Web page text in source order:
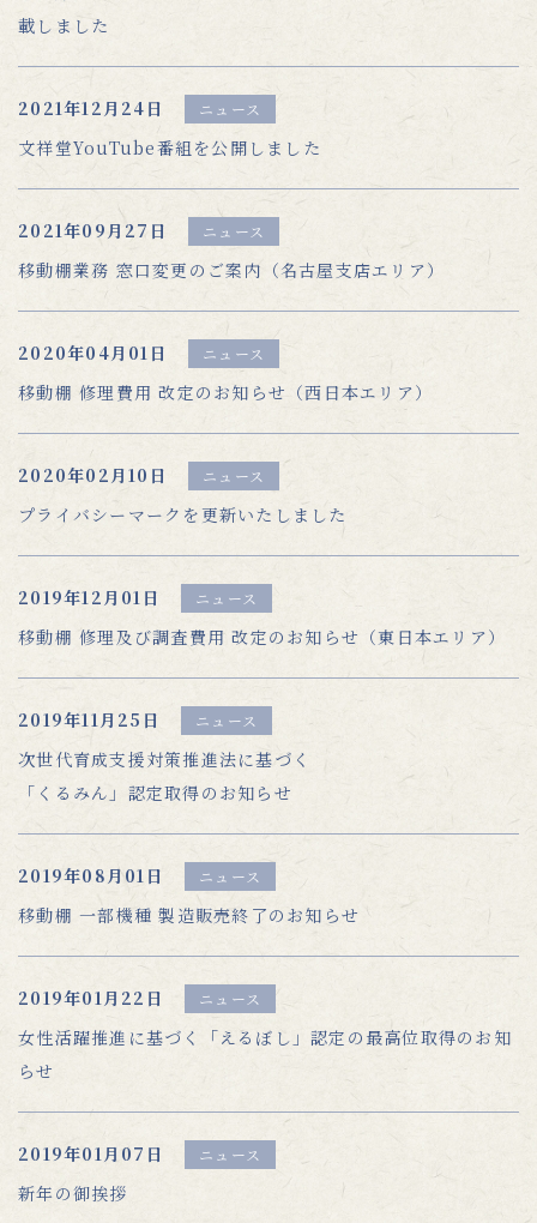
載しました
2021年12月24日 ニュース
文祥堂YouTube番組を公開しました
2021年09月27日 ニュース
移動棚業務 窓口変更のご案内（名古屋支店エリア）
2020年04月01日 ニュース
移動棚 修理費用 改定のお知らせ（西日本エリア）
2020年02月10日 ニュース
プライバシーマークを更新いたしました
2019年12月01日 ニュース
移動棚 修理及び調査費用 改定のお知らせ（東日本エリア）
2019年11月25日 ニュース
次世代育成支援対策推進法に基づく
「くるみん」認定取得のお知らせ
2019年08月01日 ニュース
移動棚 一部機種 製造販売終了のお知らせ
2019年01月22日 ニュース
女性活躍推進に基づく「えるぼし」認定の最高位取得のお知
らせ
2019年01月07日 ニュース
新年の御挨拶